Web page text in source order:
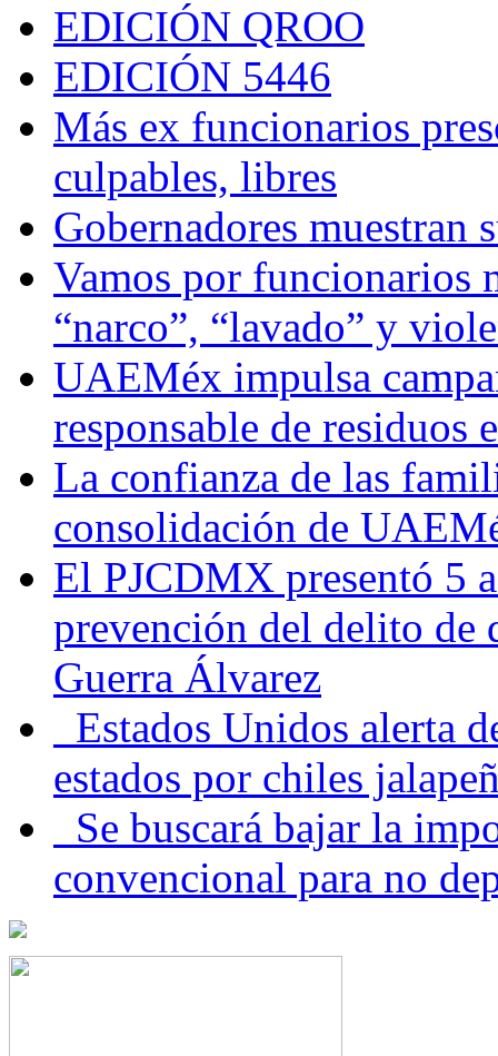
EDICIÓN QROO
EDICIÓN 5446
Más ex funcionarios
culpables, libres
Gobernadores muestran
Vamos por funcionarios
“narco”, “lavado” y
UAEMéx impulsa
responsable de residuos
La confianza de las
consolidación de
El PJCDMX presentó 5
prevención del delito de
Guerra Álvarez
Estados Unidos alerta
estados por chiles
Se buscará bajar la
convencional para no